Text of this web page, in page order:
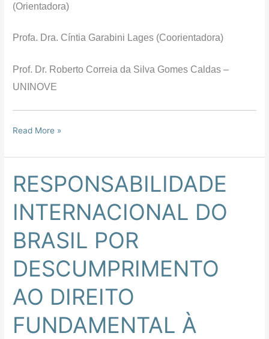
(Orientadora)
Profa. Dra. Cíntia Garabini Lages (Coorientadora)
Prof. Dr. Roberto Correia da Silva Gomes Caldas –
UNINOVE
Read More »
RESPONSABILIDADE
INTERNACIONAL DO
BRASIL POR
DESCUMPRIMENTO
AO DIREITO
FUNDAMENTAL À
RESPONSABILIDADE
INTERNACIONAL
DO
BRASIL
POR
DESCUMPRIMENTO
AO
FUNDAMENTAL
EDUCAÇÃO